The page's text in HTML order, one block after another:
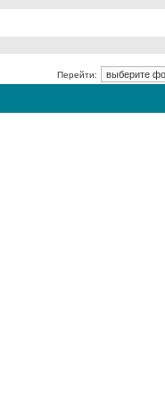
Перейти: